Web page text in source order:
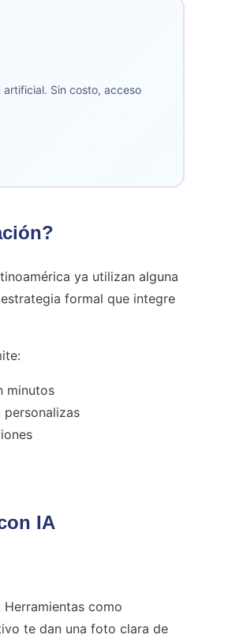
artificial. Sin costo, acceso
ya utilizan alguna
formal que integre
minutos
IA
como
te dan una foto clara de